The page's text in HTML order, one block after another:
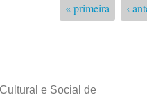
Páxinas
« primeira ‹
e Social de